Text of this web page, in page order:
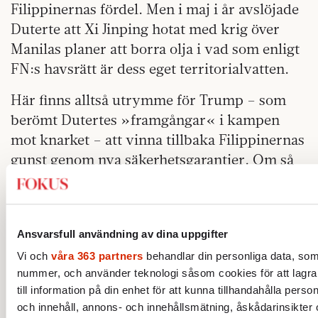
Ansvarsfull användning av dina uppgifter
Vi och våra 363 partners behandlar din personliga data,
nummer, och använder teknologi såsom cookies för att
till information på din enhet för att kunna tillhandahålla
och innehåll, annons- och innehållsmätning, åskådarinsikter
Filippinernas fördel. Men i maj i år avslöjade
Duterte att Xi Jinping hotat med krig över
Manilas planer att borra olja i vad som enligt
FN:s havsrätt är dess eget territorial­vatten.
Här finns alltså utrymme för Trump – som
berömt Dutertes »framgångar« i kampen
mot knarket – att vinna tillbaka Filippinernas
gunst genom nya säkerhetsgarantier. Om så
inte sker är risken att Duterte ger vika för
förlorad.
Vad som sägs eller görs under Trumps
Asienresa är viktigt men inte avgörande. Mer
angeläget är vad som efteråt sker i praktiken.